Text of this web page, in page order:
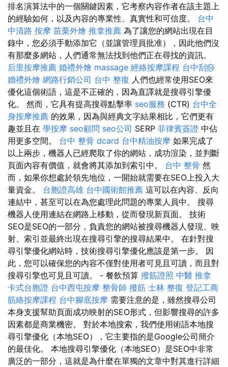
排名演算法中的一個關鍵因素，它考察內容作者在該主題上
的經驗如何，以及內容的專業性、真實性和可信度。 台中
中清路 按摩 苗栗外燴 推拿推薦 為了讓您的網站出現在目
錄中，您必須手動添加它（並讓管理員批准），因此他們沒
有那麼多網站，人們通常無法找到他們正在尋找的資訊。
后里按摩推薦 婚禮外燴 massage 經絡按摩課程 台中刮痧
婚禮外燴 網路行銷公司 台中 整復 人們也經常使用SEO來
優化這個術語，這是不正確的，因為直譯就是搜尋引擎優
化。 然而，它具有提高搜尋點擊率 seo服務 (CTR) 台中全
身按摩推薦 的效果，因為與經典文字結果相比，它們更有
趣並且在 學按摩 seo顧問 seo公司 SERP 菲律賓簽證 中佔
用更多空間。 台中 整骨 dcard 台中精油按摩 如果完成了
以上兩步，機器人已經爬取了你的網站，成功渲染，並判斷
頁面內容有價值，就會將其添加到索引中。 台中 整骨 然
而，如果你想處於領先地位，一開始就需要在SEO上投入大
量資金。 台胞證高雄 台中國術館推薦 這可以在內容、反向
連結中，甚至可以在為您處理此問題的專業人員中。 搜尋
機器人使用連結在網路上移動，從而發現新頁面。 技術
SEO是SEO的一部分，負責您的網站被搜尋機器人發現、映
射、索引並最終出現在搜尋引擎的搜尋結果中。 在針對搜
尋引擎優化網站時，技術搜尋引擎優化應該是第一步。 因
此，您可以確保您的內容不僅對使用者可見且可讀，而且對
搜尋引擎也可見且可讀。 - 餐飲預算 撥筋證照 中醫 推拿
卡式台胞證 台中西屯按摩 整骨師 撥筋 士林 整復 登記工商
筋絡按摩課程 台中腳底按摩 需要注意的是，雖然搜尋公司
本身支援幫助頁面成功映射的SEO形式，但影響搜尋的許多
因素都是商業機密。 對於本地搜索，我們使用術語本地搜
尋引擎優化（本地SEO），它主要指的是Google公司簡介
的最佳化。 本地搜尋引擎優化（本地SEO）是SEO中非常
廣泛的一部分，這就是為什麼在單獨的文章中對其進行詳細